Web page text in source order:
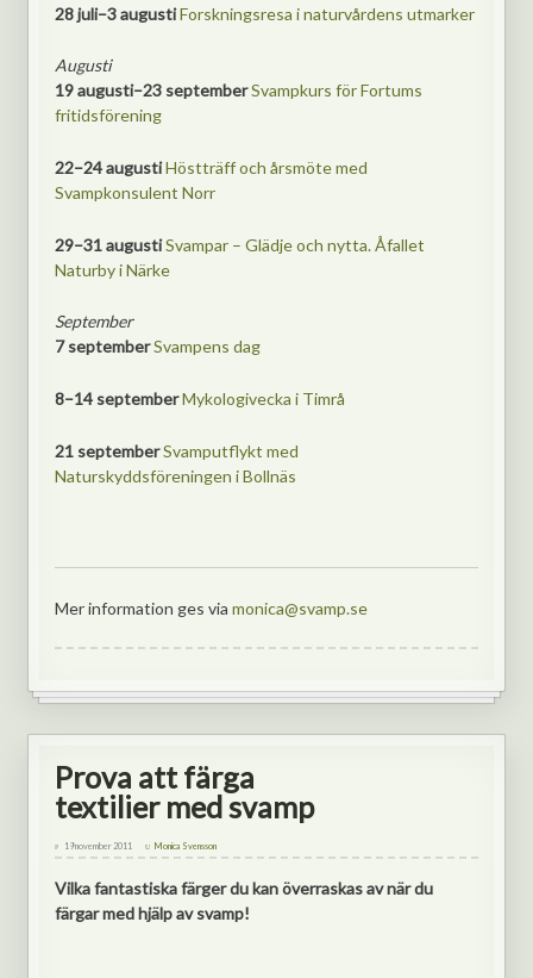
28 juli–3 augustiForskningsresa i naturvårdens utmarker
Augusti
19 augusti–23 septemberSvampkurs för Fortums
fritidsförening
22–24 augustiHöstträff och årsmöte med
Svampkonsulent Norr
29–31 augustiSvampar – Glädje och nytta. Åfallet
Naturby i Närke
September
7 septemberSvampens dag
8–14 septemberMykologivecka i Timrå
21 septemberSvamputflykt med
Naturskyddsföreningen i Bollnäs
Mer information ges viamonica@svamp.se
Prova att färga
textilier med svamp
19 november 2011 Monica Svensson
Vilka fantastiska färger du kan överraskas av när du
färgar med hjälp av svamp!